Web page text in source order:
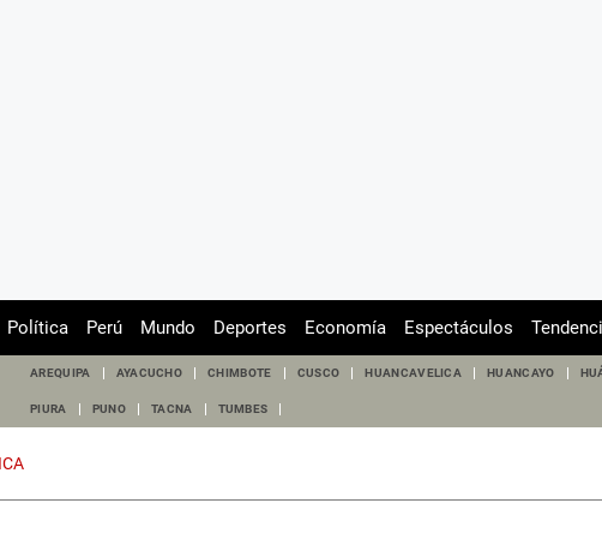
Política Perú Mundo Deportes Economía Espectáculos
AREQUIPA AYACUCHO CHIMBOTE CUSCO HUANCAVELICA HUANCAYO
PIURA PUNO TACNA TUMBES